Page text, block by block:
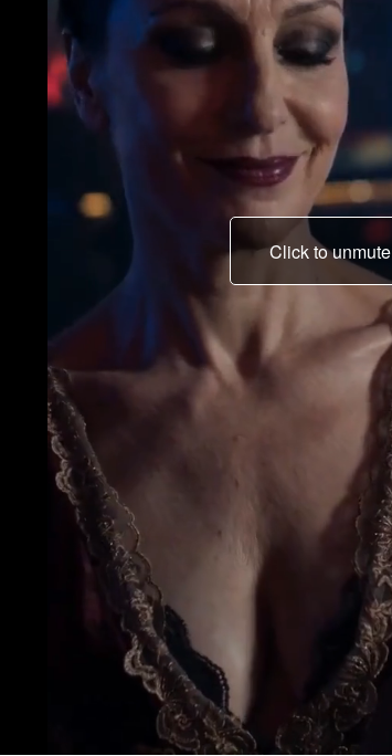
Click to unmute